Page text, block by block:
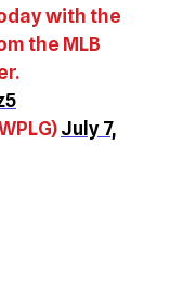
with the
the MLB
July 7,